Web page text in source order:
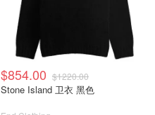
$854.00 $1220.00
Stone Island 卫衣 黑色